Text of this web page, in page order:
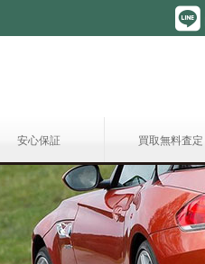
安心保証 買取無料査定